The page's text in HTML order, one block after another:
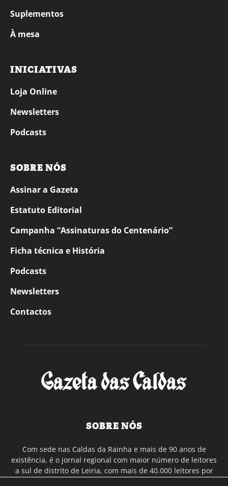
Suplementos
À mesa
INICIATIVAS
Loja Online
Newsletters
Podcasts
SOBRE NÓS
Assinar a Gazeta
Estatuto Editorial
Campanha “Assinaturas do Centenário”
Ficha técnica e História
Podcasts
Newsletters
Contactos
SOBRE NÓS
Com sede nas Caldas da Rainha e mais de 90 anos de
existência, é o jornal regional com maior número de leitores
a sul de distrito de Leiria, com mais de 40.000 leitores por